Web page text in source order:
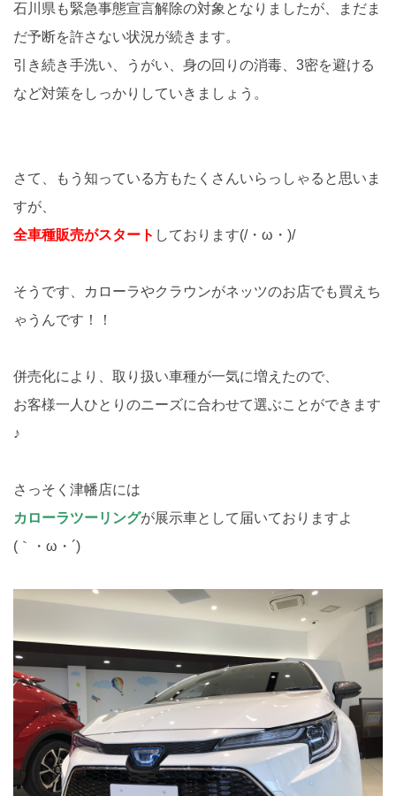
石川県も緊急事態宣言解除の対象となりましたが、まだま
だ予断を許さない状況が続きます。
引き続き手洗い、うがい、身の回りの消毒、3密を避ける
など対策をしっかりしていきましょう。
さて、もう知っている方もたくさんいらっしゃると思いま
すが、
全車種販売がスタート しております(/・ω・)/
そうです、カローラやクラウンがネッツのお店でも買えち
ゃうんです！！
併売化により、取り扱い車種が一気に増えたので、
お客様一人ひとりのニーズに合わせて選ぶことができます
♪
さっそく津幡店には
カローラツーリングが展示車として届いておりますよ
(｀・ω・´)